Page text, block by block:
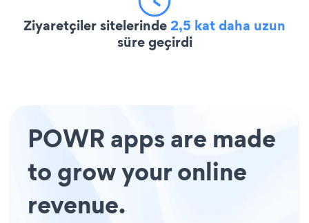
Ziyaretçiler sitelerinde2,5 kat daha uzun
süre geçirdi
POWR apps are made
to grow your online
revenue.